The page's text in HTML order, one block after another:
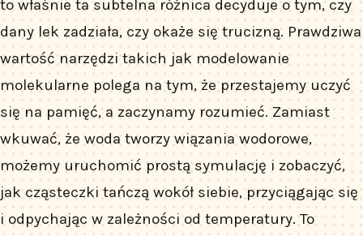
to właśnie ta subtelna różnica decyduje o tym, czy
dany lek zadziała, czy okaże się trucizną. Prawdziwa
wartość narzędzi takich jak modelowanie
molekularne polega na tym, że przestajemy uczyć
się na pamięć, a zaczynamy rozumieć. Zamiast
wkuwać, że woda tworzy wiązania wodorowe,
możemy uruchomić prostą symulację i zobaczyć,
jak cząsteczki tańczą wokół siebie, przyciągając się
i odpychając w zależności od temperatury. To